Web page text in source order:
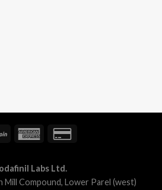
Labs Ltd.
Mill Compound, Lower Parel (west)